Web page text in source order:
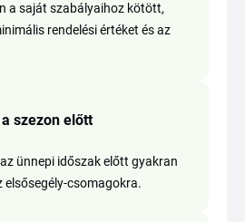
a saját szabályaihoz kötött,
rendelési értéket és az
szezon előtt
ünnepi időszak előtt gyakran
elsősegély-csomagokra.